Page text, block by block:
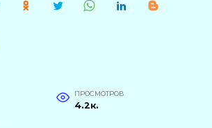
ПРОСМОТРОВ
4.2к.